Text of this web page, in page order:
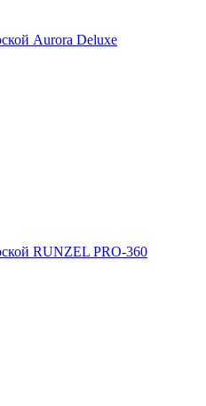
Aurora Deluxe
RUNZEL PRO-360